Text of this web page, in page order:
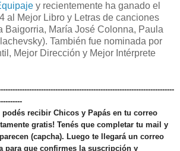
y recientemente ha ganado el
al Mejor Libro y Letras de canciones
Baigorria, María José Colonna, Paula
También fue nominada por
Mejor Dirección y Mejor Intérprete
recibir Chicos y Papás en tu correo
gratis! Tenés que completar tu mail y
(capcha). Luego te llegará un correo
para que confirmes la suscripción y